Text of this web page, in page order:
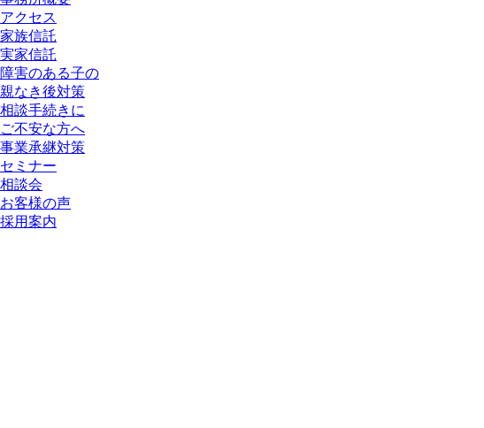
アクセス
家族信託
実家信託
障害のある子の
親なき後対策
相談手続きに
ご不安な方へ
事業承継対策
セミナー
相談会
お客様の声
採用案内